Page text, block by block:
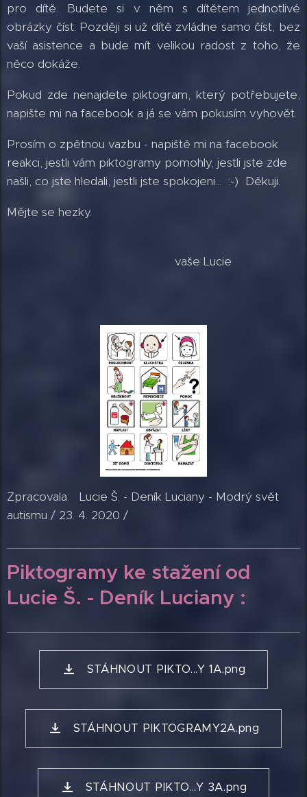
pro dítě. Budete si v něm s dítětem jednotlivé
obrázky číst. Později si už dítě zvládne samo číst, bez
vaší asistence a bude mít velikou radost z toho, že
něco dokáže.
Pokud zde nenajdete piktogram, který potřebujete,
napište mi na facebook a já se vám pokusím vyhovět.
Prosím o zpětnou vazbu - napiště mi na facebook
reakci, jestli vám piktogramy pomohly, jestli jste zde
našli, co jste hledali, jestli jste spokojeni... :-) Děkuji.
Mějte se hezky.
vaše Lucie
Zpracovala: Lucie Š. - Deník Luciany - Modrý svět
autismu / 23. 4. 2020 /
Piktogramy ke stažení od
Lucie Š. - Deník Luciany :
STÁHNOUT PIKTO...Y 1A.png
STÁHNOUT PIKTOGRAMY2A.png
STÁHNOUT PIKTO...Y 3A.png